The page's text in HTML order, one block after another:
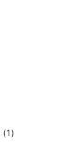
(1)